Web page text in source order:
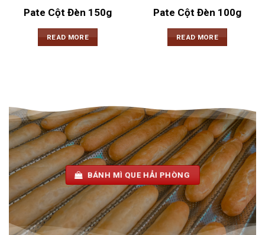
Pate Cột Đèn 150g
READ MORE
Pate Cột Đèn 100g
READ MORE
BÁNH MÌ QUE HẢI PHÒNG